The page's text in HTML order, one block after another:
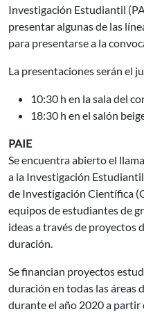
Investigación Estudiantil
presentar algunas de las
para presentarse a la
La presentaciones serán el
10:30 h en la sala del
18:30 h en el salón
PAIE
Se encuentra abierto el
a la Investigación
de Investigación Científica
equipos de estudiantes de
ideas a través de proyectos
duración.
Se financian proyectos
duración en todas las áreas
durante el año 2020 a partir